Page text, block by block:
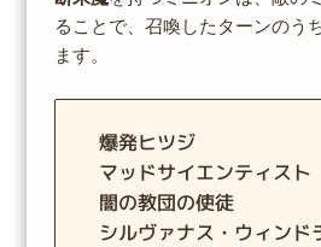
ることで、召喚したターンのう
ます。
爆発ヒツジ
マッドサイエンティスト
闇の教団の使徒
シルヴァナス・ウィンド